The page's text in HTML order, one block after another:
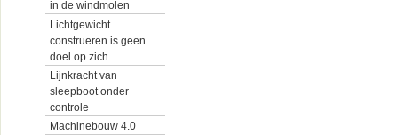
in de windmolen
Lichtgewicht
construeren is geen
doel op zich
Lijnkracht van
sleepboot onder
controle
Machinebouw 4.0